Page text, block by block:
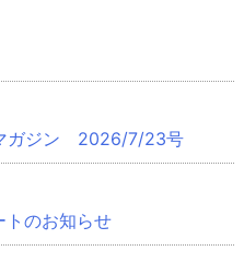
ガジン 2026/7/23号
トのお知らせ